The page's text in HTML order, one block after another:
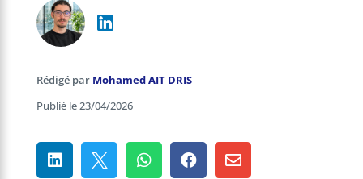
Rédigé par Mohamed AIT DRIS
Publié le 23/04/2026
    